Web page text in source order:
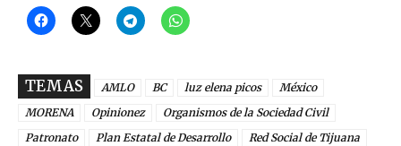
TEMAS AMLO BC luz elena picos
México
MORENA
Opinionez
Organismos de la Sociedad Civil
Patronato
Plan Estatal de Desarrollo Red Social de Tijuana